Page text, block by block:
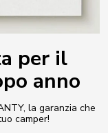
per il
anno
la garanzia che
camper!